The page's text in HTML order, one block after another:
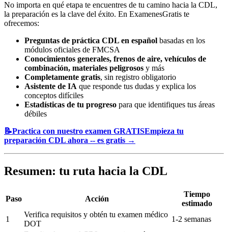
No importa en qué etapa te encuentres de tu camino hacia la CDL,
la preparación es la clave del éxito. En ExamenesGratis te
ofrecemos:
Preguntas de práctica CDL en español basadas en los
módulos oficiales de FMCSA
Conocimientos generales, frenos de aire, vehículos de
combinación, materiales peligrosos y más
Completamente gratis, sin registro obligatorio
Asistente de IA que responde tus dudas y explica los
conceptos difíciles
Estadísticas de tu progreso para que identifiques tus áreas
débiles
📝Practica con nuestro examen GRATISEmpieza tu
preparación CDL ahora -- es gratis →
Resumen: tu ruta hacia la CDL
Paso Acción
Tiempo
estimado
1
Verifica requisitos y obtén tu examen médico
DOT
1-2 semanas